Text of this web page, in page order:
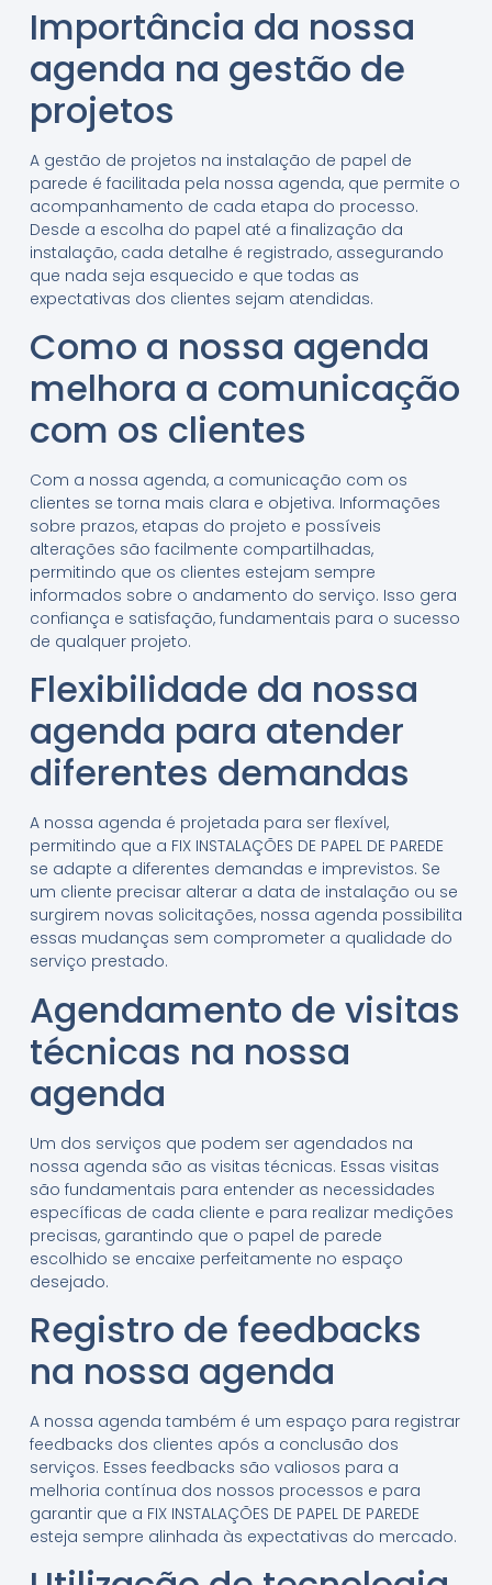
Importância da nossa
agenda na gestão de
projetos
A gestão de projetos na instalação de papel de
parede é facilitada pela nossa agenda, que permite o
acompanhamento de cada etapa do processo.
Desde a escolha do papel até a finalização da
instalação, cada detalhe é registrado, assegurando
que nada seja esquecido e que todas as
expectativas dos clientes sejam atendidas.
Como a nossa agenda
melhora a comunicação
com os clientes
Com a nossa agenda, a comunicação com os
clientes se torna mais clara e objetiva. Informações
sobre prazos, etapas do projeto e possíveis
alterações são facilmente compartilhadas,
permitindo que os clientes estejam sempre
informados sobre o andamento do serviço. Isso gera
confiança e satisfação, fundamentais para o sucesso
de qualquer projeto.
Flexibilidade da nossa
agenda para atender
diferentes demandas
A nossa agenda é projetada para ser flexível,
permitindo que a FIX INSTALAÇÕES DE PAPEL DE PAREDE
se adapte a diferentes demandas e imprevistos. Se
um cliente precisar alterar a data de instalação ou se
surgirem novas solicitações, nossa agenda possibilita
essas mudanças sem comprometer a qualidade do
serviço prestado.
Agendamento de visitas
técnicas na nossa
agenda
Um dos serviços que podem ser agendados na
nossa agenda são as visitas técnicas. Essas visitas
são fundamentais para entender as necessidades
específicas de cada cliente e para realizar medições
precisas, garantindo que o papel de parede
escolhido se encaixe perfeitamente no espaço
desejado.
Registro de feedbacks
na nossa agenda
A nossa agenda também é um espaço para registrar
feedbacks dos clientes após a conclusão dos
serviços. Esses feedbacks são valiosos para a
melhoria contínua dos nossos processos e para
garantir que a FIX INSTALAÇÕES DE PAPEL DE PAREDE
esteja sempre alinhada às expectativas do mercado.